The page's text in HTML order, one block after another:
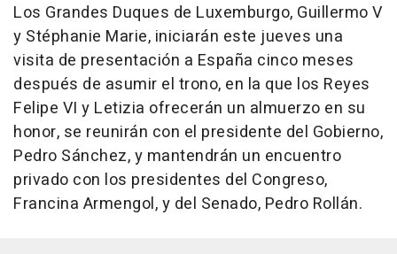
Los Grandes Duques de Luxemburgo, Guillermo V
y Stéphanie Marie, iniciarán este jueves una
visita de presentación a España cinco meses
después de asumir el trono, en la que los Reyes
Felipe VI y Letizia ofrecerán un almuerzo en su
honor, se reunirán con el presidente del Gobierno,
Pedro Sánchez, y mantendrán un encuentro
privado con los presidentes del Congreso,
Francina Armengol, y del Senado, Pedro Rollán.